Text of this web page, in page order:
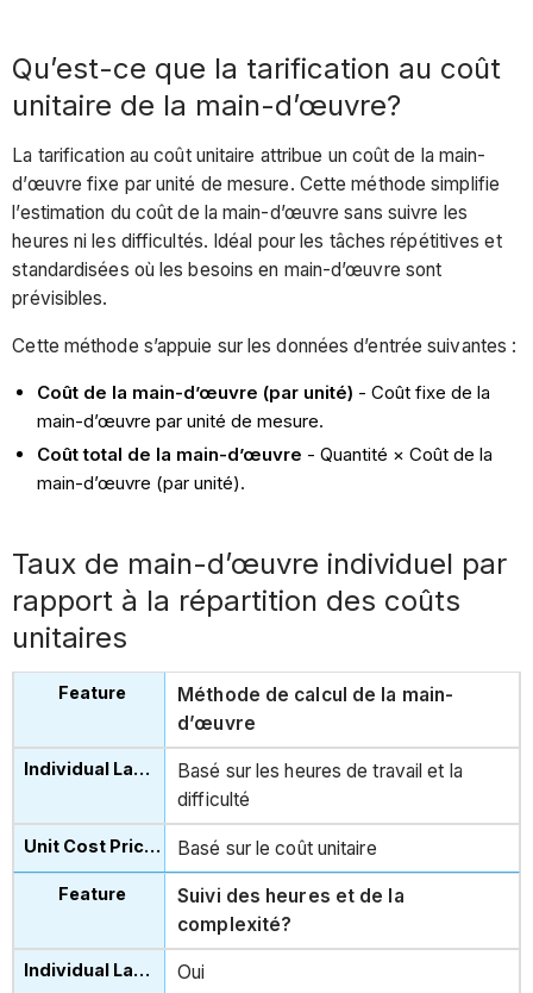
Qu’est-ce que la tarification au coût
unitaire de la main-d’œuvre?
La tarification au coût unitaire attribue un coût de la main-
d’œuvre fixe par unité de mesure. Cette méthode simplifie
l’estimation du coût de la main-d’œuvre sans suivre les
heures ni les difficultés. Idéal pour les tâches répétitives et
standardisées où les besoins en main-d’œuvre sont
prévisibles.
Cette méthode s’appuie sur les données d’entrée suivantes :
Coût de la main-d’œuvre (par unité) - Coût fixe de la
main-d’œuvre par unité de mesure.
Coût total de la main-d’œuvre - Quantité × Coût de la
main-d’œuvre (par unité).
Taux de main-d’œuvre individuel par
rapport à la répartition des coûts
unitaires
Méthode de calcul de la main-
d’œuvre
Basé sur les heures de travail et la
difficulté
Basé sur le coût unitaire
Suivi des heures et de la
complexité?
Oui